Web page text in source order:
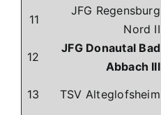
11
JFG Regensburg
Nord II
12
JFG Donautal Bad
Abbach III
13 TSV Alteglofsheim